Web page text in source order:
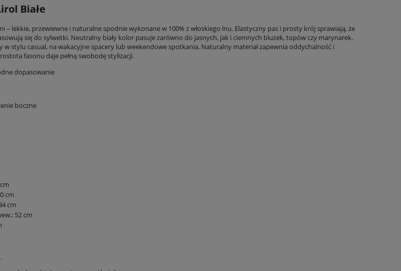
Białe
– lekkie, przewiewne i naturalne spodnie wykonane w 100% z włoskiego lnu. Elastyczny pas i prosty krój sprawiają, że
się do sylwetki. Neutralny biały kolor pasuje zarówno do jasnych, jak i ciemnych bluzek, topów czy marynarek.
w stylu casual, na wakacyjne spacery lub weekendowe spotkania. Naturalny materiał zapewnia oddychalność i
fasonu daje pełną swobodę stylizacji.
dopasowanie
boczne
cm
cm
52 cm